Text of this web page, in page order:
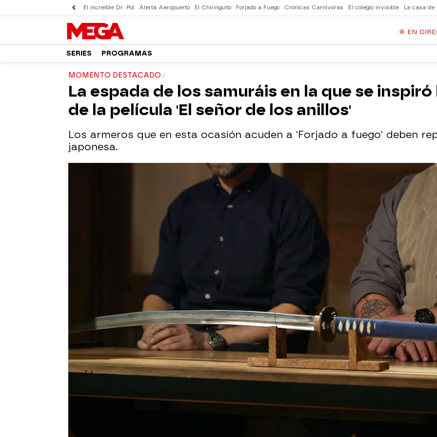
El increíble Dr. Pol Alerta Aeropuerto El Chiringuito Forjado a Fuego Crónicas Carnívoras El colegio invisible La casa de
EN
SERIES PROGRAMAS
MOMENTO DESTACADO
La espada de los samuráis en la que se
de la película 'El señor de los anillos'
Los armeros que en esta ocasión acuden a 'Forjado a fuego' deben
japonesa.
Publicado:07 de marzo de 2023, 22:34
WhatsappFacebook
X
La 'Nagamaki' es una
espada mítica de la historia
armamentística de la Japón medieval. Se trata de una espada
larga empuñada a dos manos que ofrecía una gran defensa a
los soldados que combatían a pie y luchaban contra la